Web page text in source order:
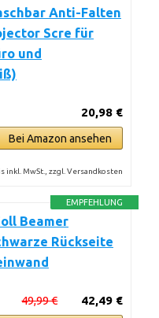
Anti-Falten
Scre für
und
20,98 €
Bei Amazon ansehen
inkl. MwSt., zzgl. Versandkosten
EMPFEHLUNG
Beamer
Rückseite
42,49 €
49,99 €